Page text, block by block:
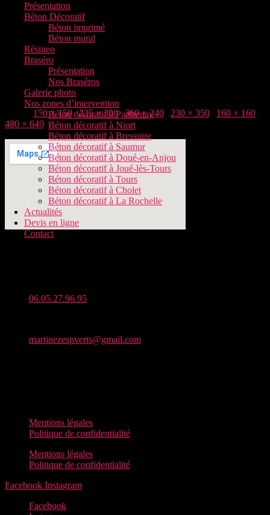
Présentation
Béton Décoratif
Béton imprimé
Béton mural
Résineo
Braséro
Présentation
Nos Braséros
Galerie photo
Nos zones d’intervention
Béton décoratif à Parthenay
Béton décoratif à Niort
Béton décoratif à Bressuire
Béton décoratif à Saumur
Béton décoratif à Doué-en-Anjou
Béton décoratif à Joué-lès-Tours
Béton décoratif à Tours
Béton décoratif à Cholet
Béton décoratif à La Rochelle
Actualités
Devis en ligne
Contact
150 × 150 | 225 × 300 | 360 × 240 230 × 350 160 × 160
480 × 640
Adresse :
06.05.27.96.95
martinezespverts@gmail.com
Mentions légales
Politique de confidentialité
Mentions légales
Politique de confidentialité
Facebook Instagram
Facebook